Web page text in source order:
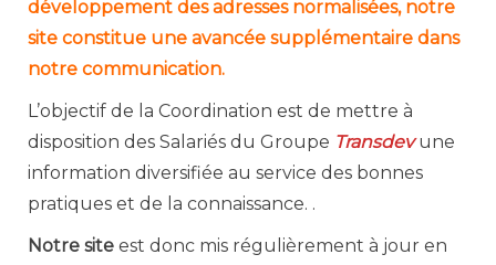
développement des adresses normalisées, notre
site constitue une avancée supplémentaire dans
notre communication.
L’objectif de la Coordination est de mettre à
disposition des Salariés du Groupe Transdevune
information diversifiée au service des bonnes
pratiques et de la connaissance. .
Notre site est donc mis régulièrement à jour en